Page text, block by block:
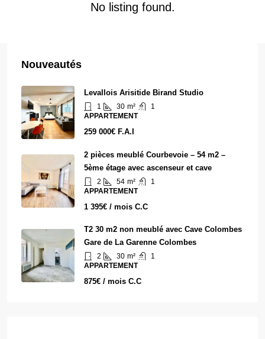
No listing found.
Nouveautés
Levallois Arisitide Birand Studio
1 30 m²
1
APPARTEMENT
259 000€ F.A.I
2 pièces meublé Courbevoie – 54 m2 –
5ème étage avec ascenseur et cave
2 54 m²
1
APPARTEMENT
1 395€ / mois C.C
T2 30 m2 non meublé avec Cave Colombes
Gare de La Garenne Colombes
2 30 m²
1
APPARTEMENT
875€ / mois C.C